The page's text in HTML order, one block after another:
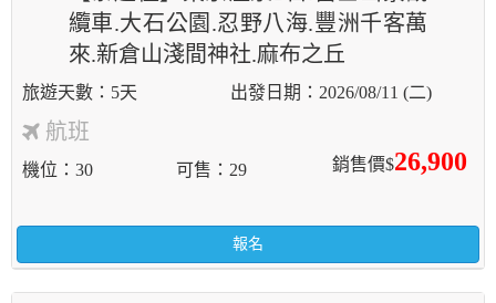
纜車.大石公園.忍野八海.豐洲千客萬
來.新倉山淺間神社.麻布之丘
5天 2026/08/11 (二)
航班
銷售價$26,900
機位 30 可售 29
報名